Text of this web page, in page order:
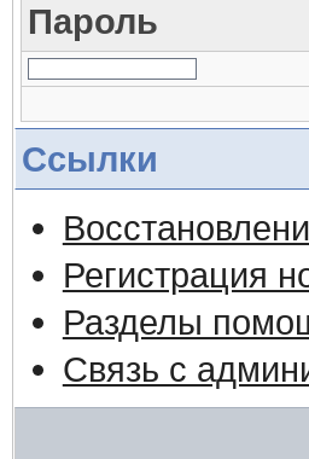
Пароль
Ссылки
Регистрация
Разделы
Связь с